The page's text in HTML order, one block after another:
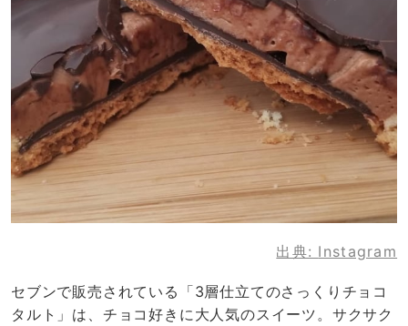
出典: Instagram
セブンで販売されている「3層仕立てのさっくりチョコ
タルト」は、チョコ好きに大人気のスイーツ。サクサク